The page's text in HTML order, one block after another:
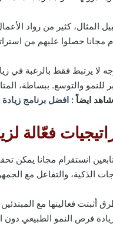
المثال، كثير من رواد
مجانا حصلوا عليهم من
لا يرتبط فقط بالرغبة في
للنمو والتوسع. ببساطة،
شاهد ايضاً : افضل برنامج
فعّالة
انستقرام مجانا يمكن
الذكية، والتفاعل مع
أثبتت فعاليتها مع
فرص النمو الطبيعي دون